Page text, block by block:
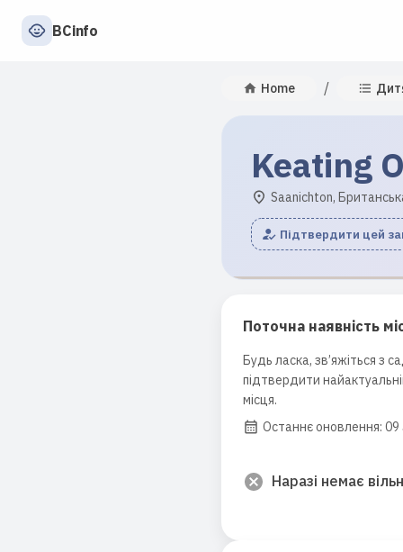
BCinfo
Home /
Keating
Saanichton,
Підтвердити цей
Поточна наявність
Будь ласка, зв’яжіться з
підтвердити
місця.
Останнє оновлення: 09
Наразі немає